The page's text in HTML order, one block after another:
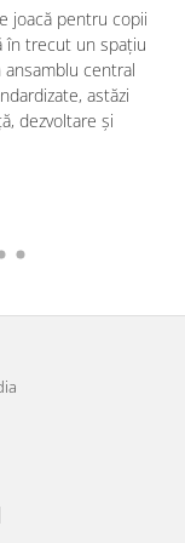
joacă pentru copii
în trecut un spațiu
central
astăzi
dezvoltare și